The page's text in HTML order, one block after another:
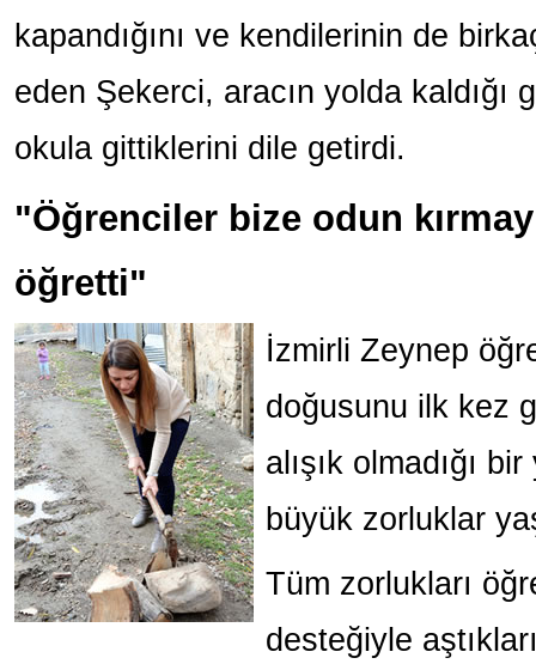
kapandığını ve kendilerinin de
eden Şekerci, aracın yolda kaldığı
okula gittiklerini dile getirdi.
"Öğrenciler bize odun
öğretti"
İzmirli Zeynep
doğusunu ilk kez
alışık olmadığı
büyük zorluklar
Tüm zorlukları
desteğiyle